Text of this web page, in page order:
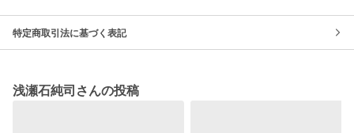
特定商取引法に基づく表記
浅瀬石純司さんの投稿